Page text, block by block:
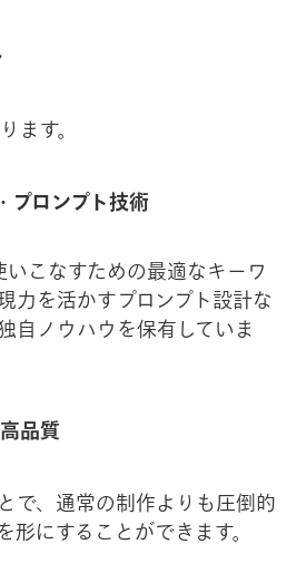
ます。
プロンプト技術
こなすための最適なキーワ
力を活かすプロンプト設計な
自ノウハウを保有していま
品質
で、通常の制作よりも圧倒的
形にすることができます。